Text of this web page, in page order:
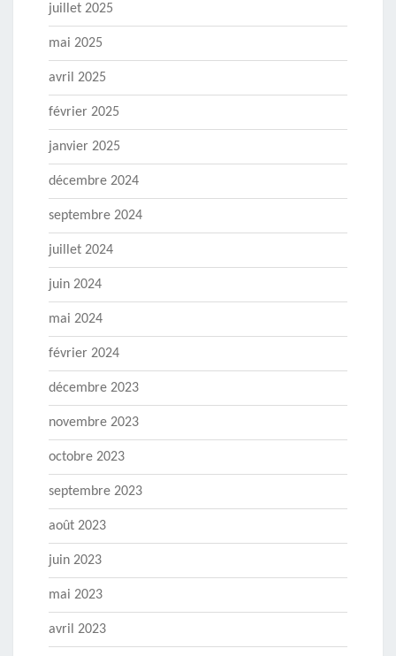
juillet 2025
mai 2025
avril 2025
février 2025
janvier 2025
décembre 2024
septembre 2024
juillet 2024
juin 2024
mai 2024
février 2024
décembre 2023
novembre 2023
octobre 2023
septembre 2023
août 2023
juin 2023
mai 2023
avril 2023